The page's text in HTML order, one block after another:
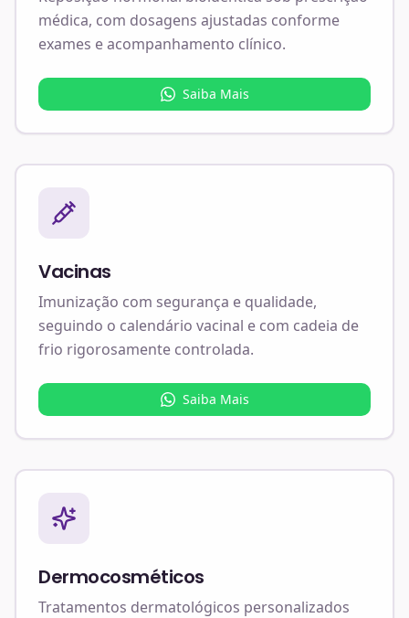
médica, com dosagens ajustadas conforme
exames e acompanhamento clínico.
Saiba Mais
Vacinas
Imunização com segurança e qualidade,
seguindo o calendário vacinal e com cadeia de
frio rigorosamente controlada.
Saiba Mais
Dermocosméticos
Tratamentos dermatológicos personalizados